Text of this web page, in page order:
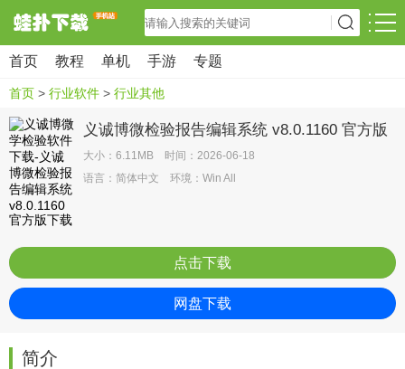
首页 教程 单机 手游 专题
首页 > 行业软件 > 行业其他
义诚博微检验报告编辑系统 v8.0.1160 官方版
大小：6.11MB 时间：2026-06-18
语言：简体中文 环境：Win All
点击下载
网盘下载
简介